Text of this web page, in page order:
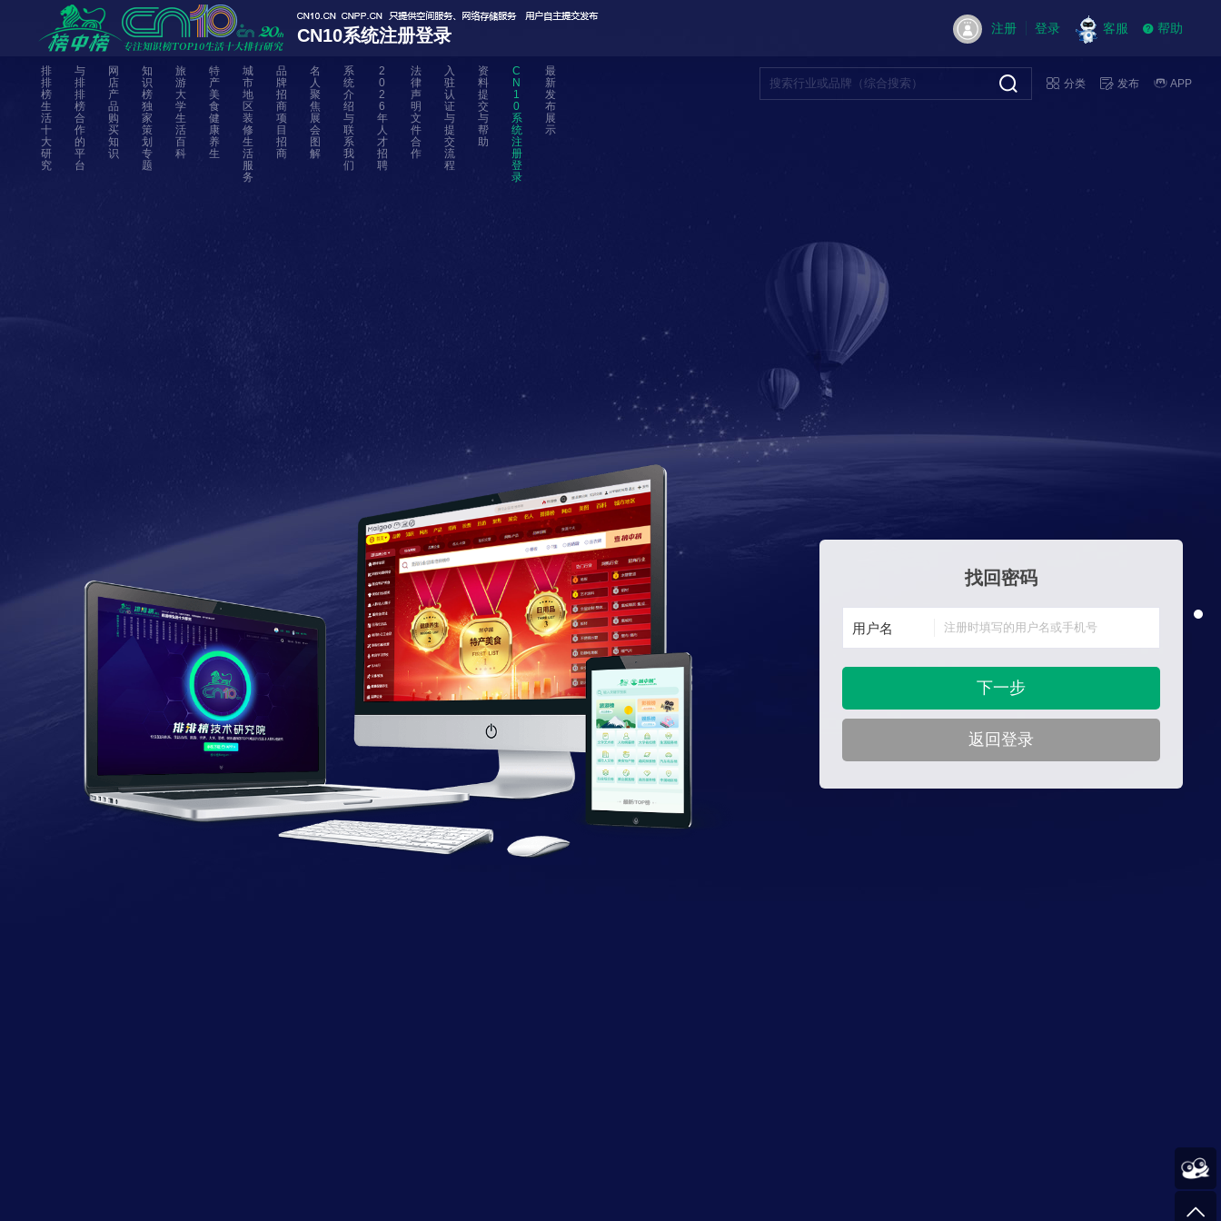
CN10系统注册登录 注册 登录 客服 帮助
排
排
榜
生
活
十
大
研
究
与
排
排
榜
合
作
的
平
台
网
店
产
品
购
买
知
识
知
识
榜
独
家
策
划
专
题
旅
游
大
学
生
活
百
科
特
产
美
食
健
康
养
生
城
市
地
区
装
修
生
活
服
务
品
牌
招
商
项
目
招
商
名
人
聚
焦
展
会
图
解
系
统
介
绍
与
联
系
我
们
2
0
2
6
年
人
才
招
聘
法
律
声
明
文
件
合
作
入
驻
认
证
与
提
交
流
程
资
料
提
交
与
帮
助
C
N
1
0
系
统
注
册
登
录
最
新
发
布
展
示
分类 发布 APP
找回密码
用户名
下一步
返回登录